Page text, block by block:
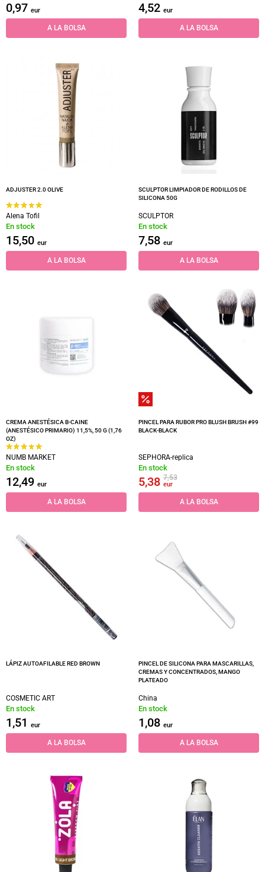
0,97 eur
A LA BOLSA
4,52 eur
A LA BOLSA
ADJUSTER 2.0 OLIVE
Alena Tofil
En stock
15,50 eur
A LA BOLSA
SCULPTOR LIMPIADOR DE RODILLOS DE
SILICONA 50G
SCULPTOR
En stock
7,58 eur
A LA BOLSA
CREMA ANESTÉSICA B-CAINE
(ANESTÉSICO PRIMARIO) 11,5%, 50 G (1,76
OZ)
NUMB MARKET
En stock
12,49 eur
A LA BOLSA
PINCEL PARA RUBOR PRO BLUSH BRUSH #99
BLACK-BLACK
SEPHORA-replica
En stock
5,38 7,53
eur
A LA BOLSA
LÁPIZ AUTOAFILABLE RED BROWN
COSMETIC ART
En stock
1,51 eur
A LA BOLSA
PINCEL DE SILICONA PARA MASCARILLAS,
CREMAS Y CONCENTRADOS, MANGO
PLATEADO
China
En stock
1,08 eur
A LA BOLSA